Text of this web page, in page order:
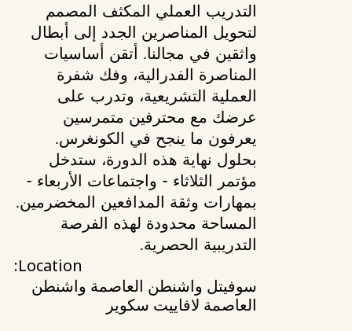
التدريب العملي المكثف المصمم
لتحويل المناصرين الجدد إلى أبطال
واثقين في مجالنا. أتقن أساسيات
المناصرة الفدرالية، وفك شفرة
العملية التشريعية، وتدرب على
عرضك مع محترفين متمرسين
يعرفون ما ينجح في الكونغرس.
بحلول نهاية هذه الدورة، ستدخل
مؤتمر الثلاثاء - واجتماعات الأربعاء -
بمهارات وثقة المدافعين المخضرمين.
المساحة محدودة لهذه الفرصة
التدريبية الحصرية.
Location:
سوفيتل واشنطن العاصمة واشنطن
العاصمة لافاييت سكوير